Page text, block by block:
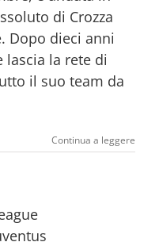
di Crozza
Dopo dieci anni
lascia la rete di
il suo team da
Continua a leggere